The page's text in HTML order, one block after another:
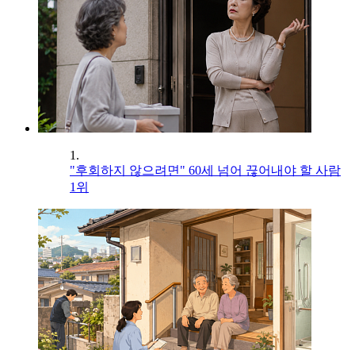
1.
"후회하지 않으려면" 60세 넘어 끊어내야 할 사람
1위